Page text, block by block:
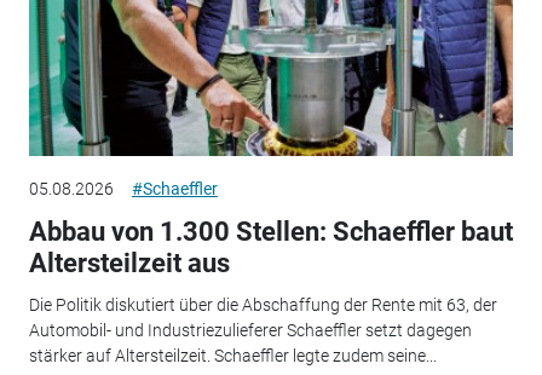
05.08.2026 #Schaeffler
Abbau von 1.300 Stellen: Schaeffler baut
Altersteilzeit aus
Die Politik diskutiert über die Abschaffung der Rente mit 63, der
Automobil- und Industriezulieferer Schaeffler setzt dagegen
stärker auf Altersteilzeit. Schaeffler legte zudem seine...